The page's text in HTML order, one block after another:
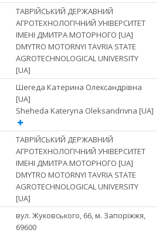
ТАВРІЙСЬКИЙ ДЕРЖАВНИЙ
АГРОТЕХНОЛОГІЧНИЙ УНІВЕРСИТЕТ
ІМЕНІ ДМИТРА МОТОРНОГО [UA]
DMYTRO MOTORNYI TAVRIA STATE
AGROTECHNOLOGICAL UNIVERSITY
[UA]
Шегеда Катерина Олександрівна
[UA]
Sheheda Kateryna Oleksandrivna [UA]
ТАВРІЙСЬКИЙ ДЕРЖАВНИЙ
АГРОТЕХНОЛОГІЧНИЙ УНІВЕРСИТЕТ
ІМЕНІ ДМИТРА МОТОРНОГО [UA]
DMYTRO MOTORNYI TAVRIA STATE
AGROTECHNOLOGICAL UNIVERSITY
[UA]
вул. Жуковського, 66, м. Запоріжжя,
69600